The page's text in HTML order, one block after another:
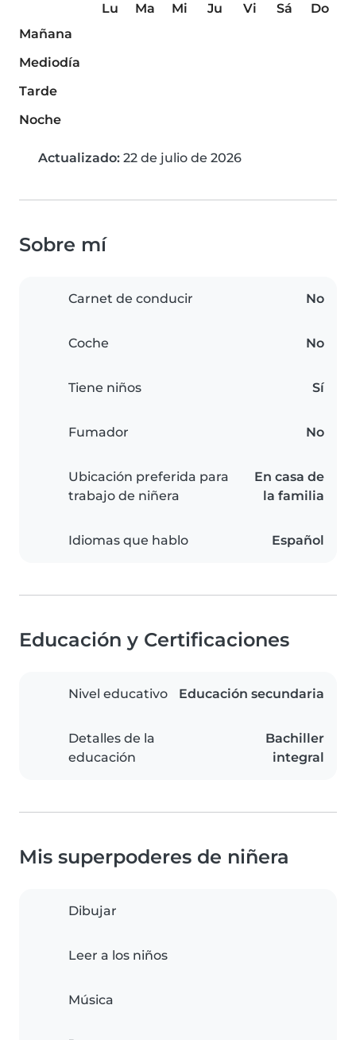
Lu Ma Mi Ju Vi Sá
Do
Mañana
Mediodía
Tarde
Noche
Actualizado: 22 de julio de 2026
Sobre mí
Carnet de conducir No
Coche No
Tiene niños Sí
Fumador No
Ubicación preferida para
trabajo de niñera
En casa de
la familia
Idiomas que hablo Español
Educación y Certificaciones
Nivel educativo Educación secundaria
Detalles de la
educación
Bachiller
integral
Mis superpoderes de niñera
Dibujar
Leer a los niños
Música